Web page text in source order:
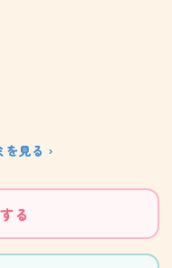
を見る ›
る